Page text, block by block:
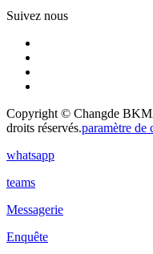
Suivez nous
Copyright © Changde
droits réservés.paramètre de
whatsapp
teams
Messagerie
Enquête